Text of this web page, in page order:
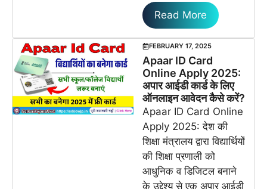
Read More
FEBRUARY 17, 2025
Apaar ID Card
Online Apply 2025:
अपार आईडी कार्ड के लिए
ऑनलाइन आवेदन कैसे करें?
Apaar ID Card Online
Apply 2025: देश की
शिक्षा मंत्रालय द्वारा विद्यार्थियों
की शिक्षा प्रणाली को
आधुनिक व डिजिटल बनाने
के उद्देश्य से एक अपार आईडी